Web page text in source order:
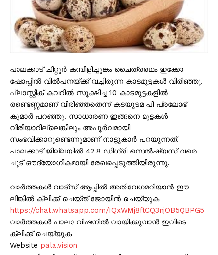
പാലക്കാട് ചിറ്റൂർ കമ്പിളിച്ചുങ്കം ചൈത്രരഥം ഇക്കോ
ഷോപ്പിൽ വിൽപനയ്ക്ക് വച്ചിരുന്ന കാടമുട്ടകൾ വിരിഞ്ഞു.
പ്ലാസ്റ്റിക് കവറിൽ സൂക്ഷിച്ച 10 കാടമുട്ടകളിൽ
രണ്ടെണ്ണമാണ് വിരിഞ്ഞതെന്ന് കടയുടമ പി പ്രലോഭ്
കുമാർ പറഞ്ഞു. സാധാരണ ഇങ്ങനെ മുട്ടകൾ
വിരിയാറില്ലെങ്കിലും അപൂർവമായി
സംഭവിക്കാറുണ്ടെന്നുമാണ് നാട്ടുകാർ പറയുന്നത്.
പാലക്കാട് ജില്ലയിൽ 42.8 ഡിഗ്രി സെൽഷ്യസ് വരെ
ചൂട് ഔദ്യോഗികമായി രേഖപ്പെടുത്തിയിരുന്നു.
വാർത്തകൾ വാട്സ് ആപ്പിൽ അതിവേഗമറിയാൻ ഈ
ലിങ്കിൽ ക്ലിക്ക് ചെയ്ത് ജോയിൻ ചെയ്യുക
https://chat.whatsapp.com/IQxWMj8ftCQ3njOB5QBPG5
വാർത്തകൾ പാലാ വിഷനിൽ വായിക്കുവാൻ ഇവിടെ
ക്ലിക്ക് ചെയ്യുക
Website pala.vision